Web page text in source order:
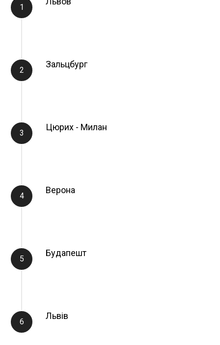
Зальцбург
Цюрих - Милан
Верона
Будапешт
Львів